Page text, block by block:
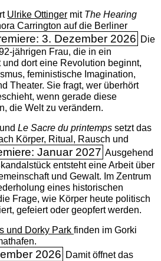
Ulrike Ottingermit The ­Hearing
Carrington auf die Berliner
3. Dezember 2026 Die
jährigen Frau, die in ein
dort eine Revolution beginnt,
feministische Imagination,
Theater. Sie fragt, wer überhört
wenn gerade diese
die Welt zu verändern.
Le Sacre du printempssetzt das
Körper, Ritual, Rausch und
Januar 2027 Ausgehend
entsteht eine Arbeit über
und Gewalt. Im Zentrum
eines historischen
Frage, wie Körper heute politisch
gefeiert oder geopfert werden.
und Dorky Park finden im Gorki
2026 Damit öffnet das